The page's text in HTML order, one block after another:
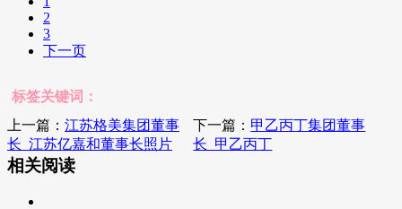
2
3
下一页
标签关键词：
上一篇： 江苏格美集团董事
长_江苏亿嘉和董事长照片
下一篇： 甲乙丙丁集团董事
长_甲乙丙丁
相关阅读